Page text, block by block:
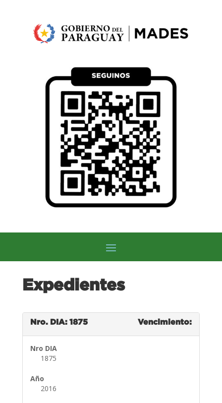
Expedientes
Nro. DIA: 1875 Vencimiento:
Nro DIA
1875
Año
2016